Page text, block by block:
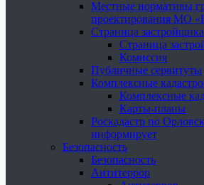
Местные нормативы
проектирования МО
Страница застройщика
Страница
Комиссия
Публичные сервитуты
Комплексные
Комплексные
Карты-планы
Роскадастр по
информирует
Безопасность
Безопасность
Антитеррор